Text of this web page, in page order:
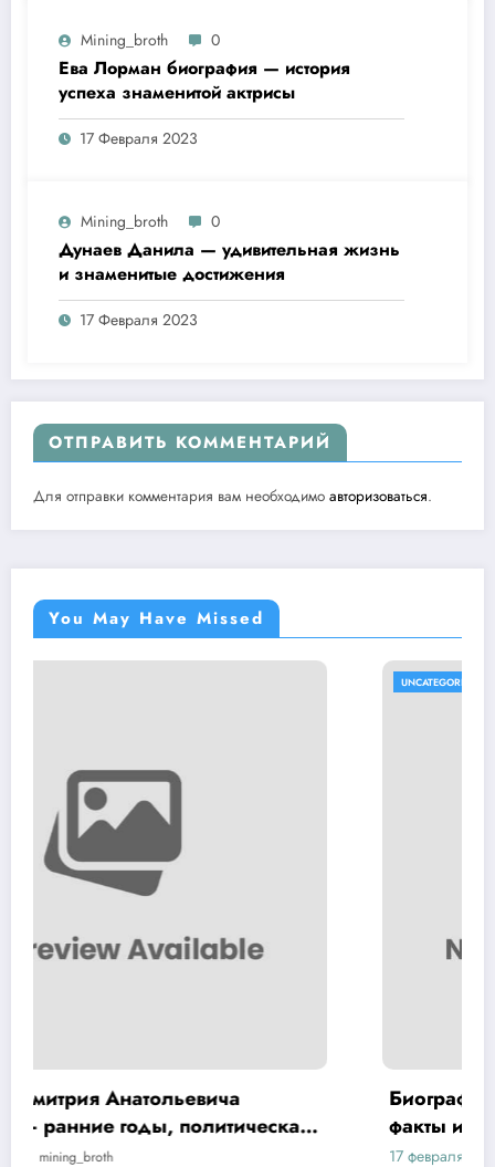
Mining_broth 0
Ева Лорман биография — история
успеха знаменитой актрисы
17 Февраля 2023
Mining_broth 0
Дунаев Данила — удивительная жизнь
и знаменитые достижения
17 Февраля 2023
ОТПРАВИТЬ КОММЕНТАРИЙ
Для отправки комментария вам необходимо авторизоваться.
You May Have Missed
Биография Хой Юрий — интересные
факты и достижения на Википедии
17 февраля 2023